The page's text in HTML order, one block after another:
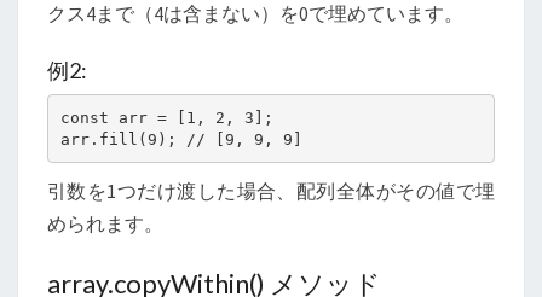
クス4まで（4は含まない）を0で埋めています。
例2:
const arr = [1, 2, 3];
arr.fill(9); // [9, 9, 9]
引数を1つだけ渡した場合、配列全体がその値で埋
められます。
array.copyWithin() メソッド